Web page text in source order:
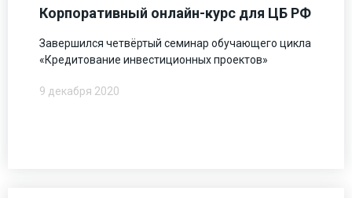
Корпоративный онлайн-курс для ЦБ РФ
Завершился четвёртый семинар обучающего цикла
«Кредитование инвестиционных проектов»
9 декабря 2020